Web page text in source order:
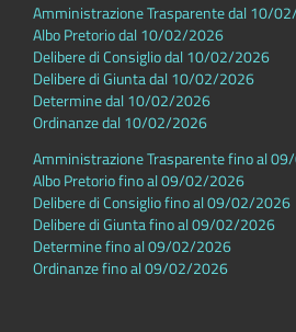
Amministrazione Trasparente dal 10/
Albo Pretorio dal 10/02/2026
Delibere di Consiglio dal 10/02/2026
Delibere di Giunta dal 10/02/2026
Determine dal 10/02/2026
Ordinanze dal 10/02/2026
Amministrazione Trasparente fino al
Albo Pretorio fino al 09/02/2026
Delibere di Consiglio fino al 09/02/2026
Delibere di Giunta fino al 09/02/2026
Determine fino al 09/02/2026
Ordinanze fino al 09/02/2026